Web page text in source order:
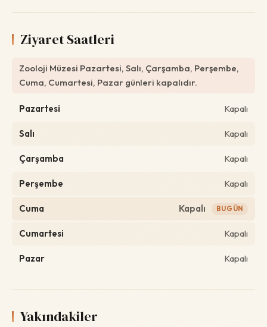
Ziyaret Saatleri
Zooloji Müzesi Pazartesi, Salı, Çarşamba, Perşembe,
Cuma, Cumartesi, Pazar günleri kapalıdır.
Pazartesi Kapalı
Salı Kapalı
Çarşamba Kapalı
Perşembe Kapalı
Cuma Kapalı BUGÜN
Cumartesi Kapalı
Pazar Kapalı
Yakındakiler